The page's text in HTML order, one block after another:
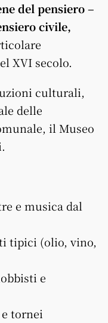
del pensiero –
civile,
XVI secolo.
culturali,
delle
il Museo
e musica dal
tipici (olio, vino,
e
tornei